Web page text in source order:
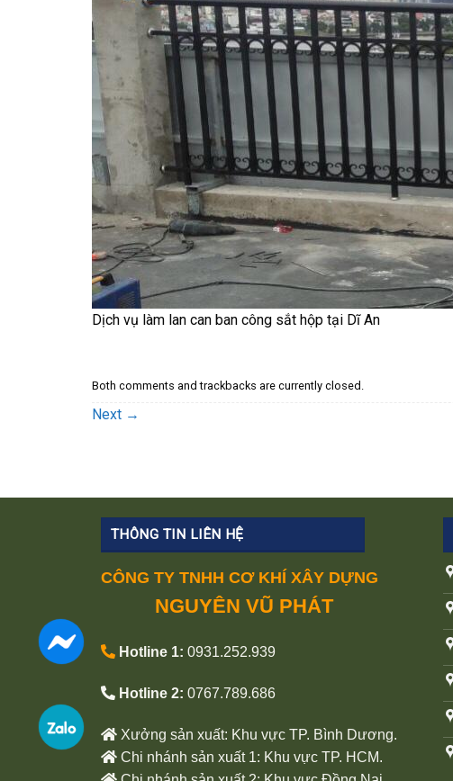
Dịch vụ làm lan can ban công sắt hộp tại Dĩ An
Both comments and trackbacks are currently closed.
Next →
THÔNG TIN LIÊN HỆ
CÔNG TY TNHH CƠ KHÍ XÂY DỰNG
NGUYÊN VŨ PHÁT
Hotline 1: 0931.252.939
Hotline 2: 0767.789.686
Xưởng sản xuất: Khu vực TP. Bình Dương.
Chi nhánh sản xuất 1: Khu vực TP. HCM.